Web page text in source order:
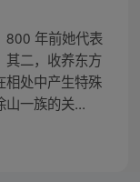
800 年前她代表
其二，收养东方
相处中产生特殊
山一族的关...